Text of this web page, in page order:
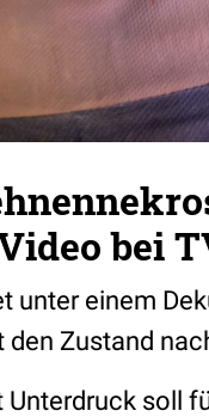
bei
unter einem
den Zustand
Unterdruck soll